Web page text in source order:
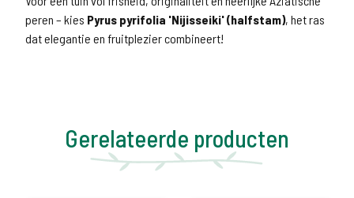
peren – kies Pyrus pyrifolia 'Nijisseiki' (halfstam), het ras
dat elegantie en fruitplezier combineert!
Gerelateerde producten